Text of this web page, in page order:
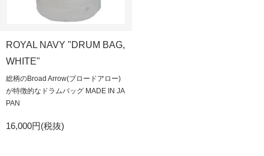
ROYAL NAVY "DRUM BAG,
WHITE"
総柄のBroad Arrow(ブロードアロー)
が特徴的なドラムバッグ MADE IN JA
PAN
16,000円(税抜)